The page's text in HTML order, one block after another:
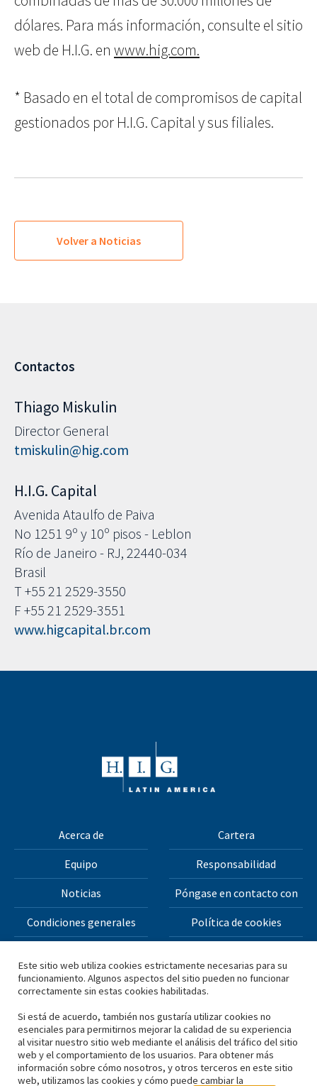
dólares. Para más información, consulte el sitio
web de H.I.G. en www.hig.com.
* Basado en el total de compromisos de capital
gestionados por H.I.G. Capital y sus filiales.
Volver a Noticias
Contactos
Thiago Miskulin
Director General
tmiskulin@hig.com
H.I.G. Capital
Avenida Ataulfo de Paiva
No 1251 9º y 10º pisos - Leblon
Río de Janeiro - RJ, 22440-034
Brasil
T +55 21 2529-3550
F +55 21 2529-3551
www.higcapital.br.com
Acerca de Cartera
Equipo Responsabilidad
Noticias Póngase en contacto con
Condiciones generales Política de cookies
Todos los materiales de este sitio web están protegidos
por derechos de autor © 2026 H.I.G. Capital, LLC
*Basado en el capital total obtenido por H.I.G. Capital y sus
filiales.
Este sitio web utiliza cookies estrictamente necesarias para su
funcionamiento. Algunos aspectos del sitio pueden no funcionar
correctamente sin estas cookies habilitadas.
Si está de acuerdo, también nos gustaría utilizar cookies no
esenciales para permitirnos mejorar la calidad de su experiencia
al visitar nuestro sitio web mediante el análisis del tráfico del sitio
web y el comportamiento de los usuarios. Para obtener más
información sobre cómo nosotros, y otros terceros en este sitio
web, utilizamos las cookies y cómo puede cambiar la